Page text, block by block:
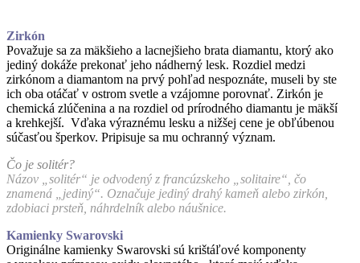
Zirkón
Považuje sa za mäkšieho a lacnejšieho brata diamantu, ktorý ako
jediný dokáže prekonať jeho nádherný lesk. Rozdiel medzi
zirkónom a diamantom na prvý pohľad nespoznáte, museli by ste
ich oba otáčať v ostrom svetle a vzájomne porovnať. Zirkón je
chemická zlúčenina a na rozdiel od prírodného diamantu je mäkší
a krehkejší. Vďaka výraznému lesku a nižšej cene je obľúbenou
súčasťou šperkov. Pripisuje sa mu ochranný význam.
Čo je solitér?
Názov „solitér“ je odvodený z francúzskeho „solitaire“, čo
znamená „jediný“. Označuje jediný drahý kameň alebo zirkón,
zdobiaci prsteň, náhrdelník alebo náušnice.
Kamienky Swarovski
Originálne kamienky Swarovski sú krištáľové komponenty